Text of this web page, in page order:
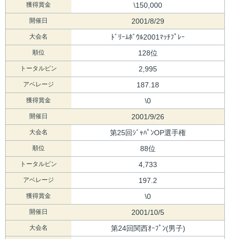
獲得賞金 \150,000
開催日 2001/8/29
大会名 ﾄﾞﾘｰﾑﾎﾞｳﾙ2001ﾏｯﾁﾌﾟﾚｰ
順位 128位
トータルピン 2,995
アベレージ 187.18
獲得賞金 \0
開催日 2001/9/26
大会名 第25回ｼﾞｬﾊﾟﾝOP選手権
順位 88位
トータルピン 4,733
アベレージ 197.2
獲得賞金 \0
開催日 2001/10/5
大会名 第24回関西ｵｰﾌﾟﾝ(男子)